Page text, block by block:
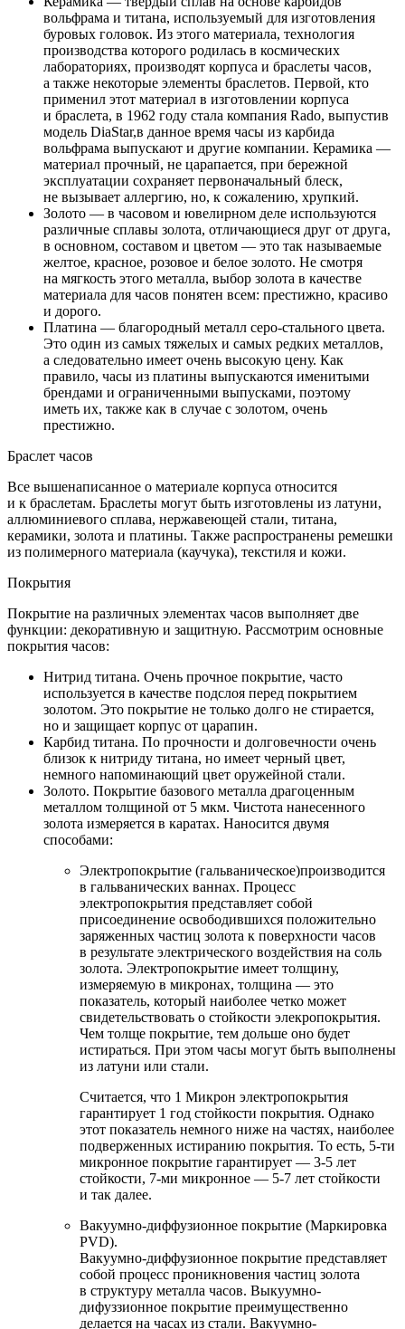
вольфрама и титана, используемый для изготовления
буровых головок. Из этого материала, технология
производства которого родилась в космических
лабораториях, производят корпуса и браслеты часов,
а также некоторые элементы браслетов. Первой, кто
применил этот материал в изготовлении корпуса
и браслета, в 1962 году стала компания Rado, выпустив
модель DiaStar,в данное время часы из карбида
вольфрама выпускают и другие компании. Керамика —
материал прочный, не царапается, при бережной
эксплуатации сохраняет первоначальный блеск,
не вызывает аллергию, но, к сожалению, хрупкий.
Золото — в часовом и ювелирном деле используются
различные сплавы золота, отличающиеся друг от друга,
в основном, составом и цветом — это так называемые
желтое, красное, розовое и белое золото. Не смотря
на мягкость этого металла, выбор золота в качестве
материала для часов понятен всем: престижно, красиво
и дорого.
Платина — благородный металл серо-стального цвета.
Это один из самых тяжелых и самых редких металлов,
а следовательно имеет очень высокую цену. Как
правило, часы из платины выпускаются именитыми
брендами и ограниченными выпусками, поэтому
иметь их, также как в случае с золотом, очень
престижно.
Браслет часов
Все вышенаписанное о материале корпуса относится
и к браслетам. Браслеты могут быть изготовлены из латуни,
аллюминиевого сплава, нержавеющей стали, титана,
керамики, золота и платины. Также распространены ремешки
из полимерного материала (каучука), текстиля и кожи.
Покрытия
Покрытие на различных элементах часов выполняет две
функции: декоративную и защитную. Рассмотрим основные
покрытия часов:
Нитрид титана. Очень прочное покрытие, часто
используется в качестве подслоя перед покрытием
золотом. Это покрытие не только долго не стирается,
но и защищает корпус от царапин.
Карбид титана. По прочности и долговечности очень
близок к нитриду титана, но имеет черный цвет,
немного напоминающий цвет оружейной стали.
Золото. Покрытие базового металла драгоценным
металлом толщиной от 5 мкм. Чистота нанесенного
золота измеряется в каратах. Наносится двумя
способами:
Электропокрытие (гальваническое)производится
в гальванических ваннах. Процесс
электропокрытия представляет собой
присоединение освободившихся положительно
заряженных частиц золота к поверхности часов
в результате электрического воздействия на соль
золота. Электропокрытие имеет толщину,
измеряемую в микронах, толщина — это
показатель, который наиболее четко может
свидетельствовать о стойкости элекропокрытия.
Чем толще покрытие, тем дольше оно будет
истираться. При этом часы могут быть выполнены
из латуни или стали.
Считается, что 1 Микрон электропокрытия
гарантирует 1 год стойкости покрытия. Однако
этот показатель немного ниже на частях, наиболее
подверженных истиранию покрытия. То есть, 5-ти
микронное покрытие гарантирует — 3-5 лет
стойкости, 7-ми микронное — 5-7 лет стойкости
и так далее.
Вакуумно-диффузионное покрытие (Маркировка
PVD).
Вакуумно-диффузионное покрытие представляет
собой процесс проникновения частиц золота
в структуру металла часов. Выкуумно-
дифуззионное покрытие преимущественно
делается на часах из стали. Вакуумно-